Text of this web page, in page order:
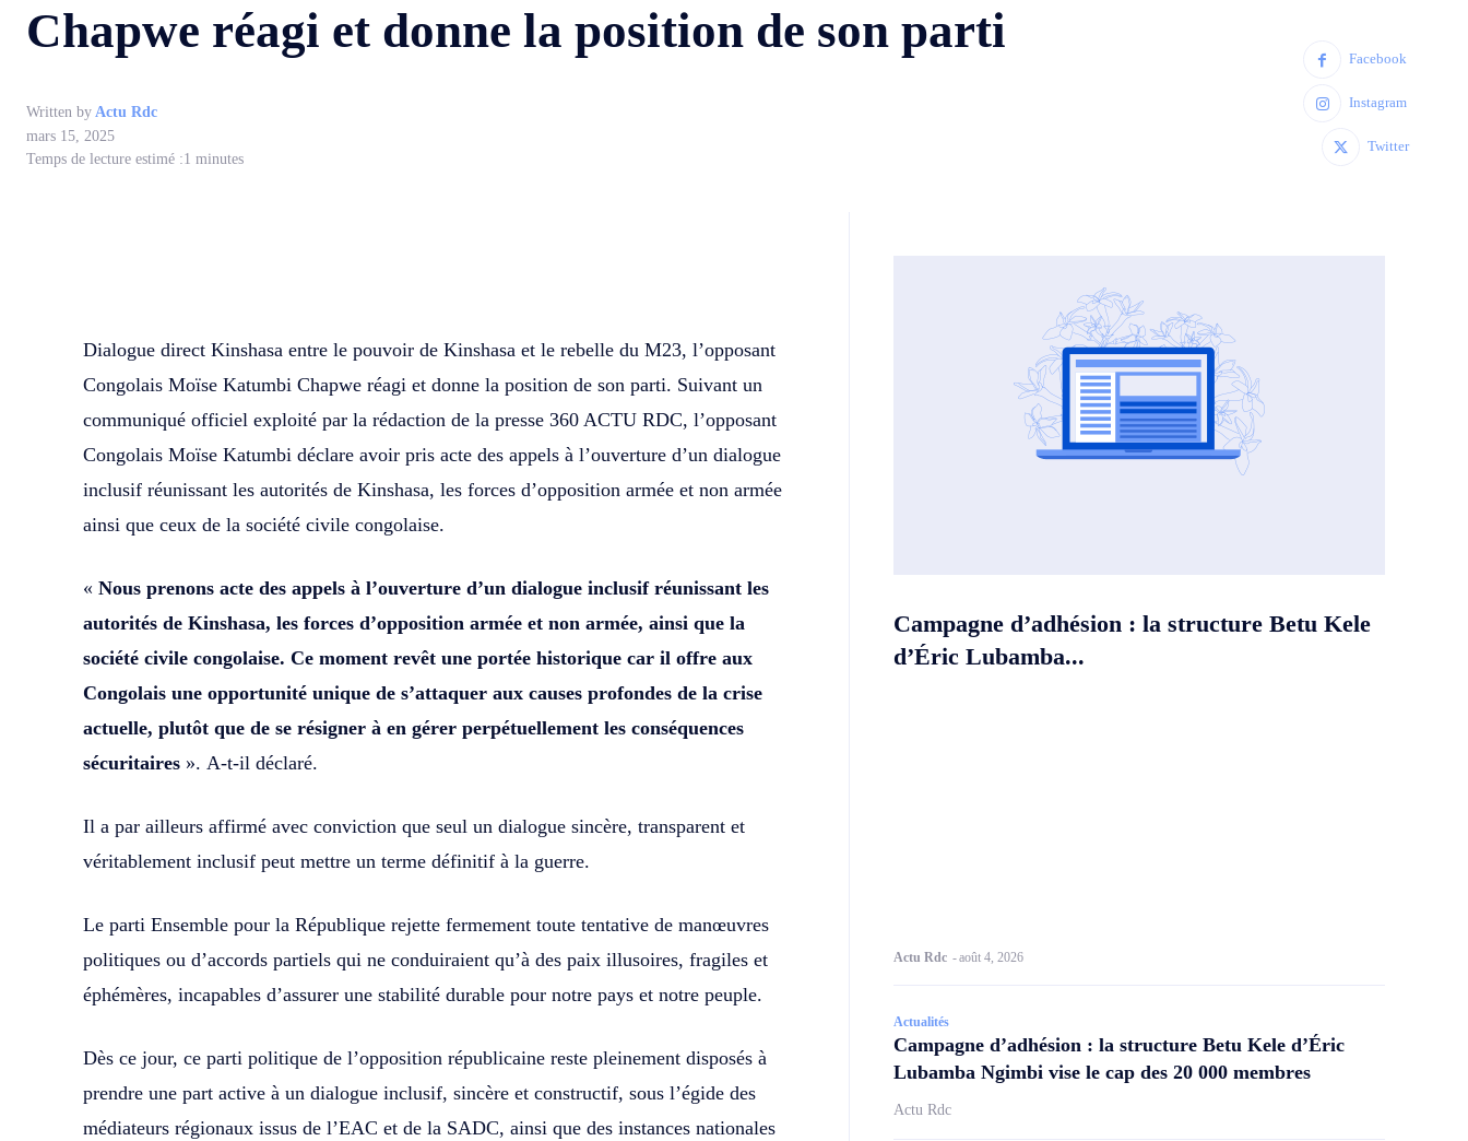
Chapwe réagi et donne la position de son parti
Written by Actu Rdc
mars 15, 2025
Temps de lecture estimé :1 minutes
Facebook
Instagram
Twitter
Dialogue direct Kinshasa entre le pouvoir de Kinshasa et le rebelle du M23, l’opposant
Congolais Moïse Katumbi Chapwe réagi et donne la position de son parti. Suivant un
communiqué officiel exploité par la rédaction de la presse 360 ACTU RDC, l’opposant
Congolais Moïse Katumbi déclare avoir pris acte des appels à l’ouverture d’un dialogue
inclusif réunissant les autorités de Kinshasa, les forces d’opposition armée et non armée
ainsi que ceux de la société civile congolaise.
« Nous prenons acte des appels à l’ouverture d’un dialogue inclusif réunissant les
autorités de Kinshasa, les forces d’opposition armée et non armée, ainsi que la
société civile congolaise. Ce moment revêt une portée historique car il offre aux
Congolais une opportunité unique de s’attaquer aux causes profondes de la crise
actuelle, plutôt que de se résigner à en gérer perpétuellement les conséquences
sécuritaires ». A-t-il déclaré.
Il a par ailleurs affirmé avec conviction que seul un dialogue sincère, transparent et
véritablement inclusif peut mettre un terme définitif à la guerre.
Le parti Ensemble pour la République rejette fermement toute tentative de manœuvres
politiques ou d’accords partiels qui ne conduiraient qu’à des paix illusoires, fragiles et
éphémères, incapables d’assurer une stabilité durable pour notre pays et notre peuple.
Dès ce jour, ce parti politique de l’opposition républicaine reste pleinement disposés à
prendre une part active à un dialogue inclusif, sincère et constructif, sous l’égide des
médiateurs régionaux issus de l’EAC et de la SADC, ainsi que des instances nationales
Campagne d’adhésion : la structure Betu Kele
d’Éric Lubamba...
Actu Rdc -août 4, 2026
Actualités
Campagne d’adhésion : la structure Betu Kele d’Éric
Lubamba Ngimbi vise le cap des 20 000 membres
Actu Rdc